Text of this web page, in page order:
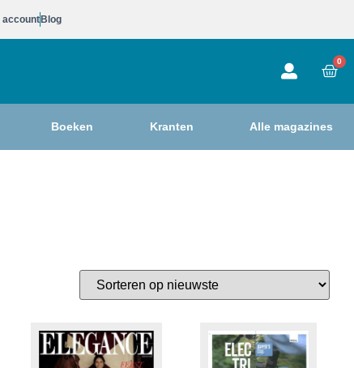
account Blog
0
Boeken Kranten Alle magazines